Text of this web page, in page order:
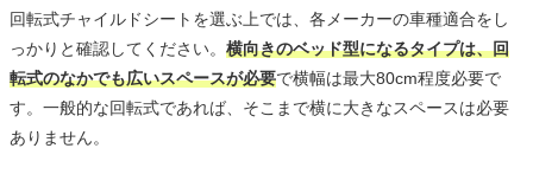
回転式チャイルドシートを選ぶ上では、各メーカーの車種適合をし
っかりと確認してください。 横向きのベッド型になるタイプは、回
転式のなかでも広いスペースが必要で横幅は最大80cm程度必要で
す。一般的な回転式であれば、そこまで横に大きなスペースは必要
ありません。